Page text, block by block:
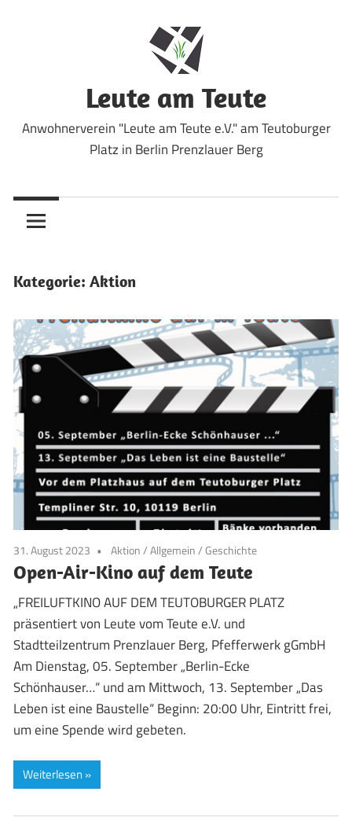
Leute am Teute
Anwohnerverein "Leute am Teute e.V." am Teutoburger
Platz in Berlin Prenzlauer Berg
Kategorie: Aktion
31. August 2023 Aktion/Allgemein/Geschichte
Open-Air-Kino auf dem Teute
„FREILUFTKINO AUF DEM TEUTOBURGER PLATZ
präsentiert von Leute vom Teute e.V. und
Stadtteilzentrum Prenzlauer Berg, Pfefferwerk gGmbH
Am Dienstag, 05. September „Berlin-Ecke
Schönhauser…“ und am Mittwoch, 13. September „Das
Leben ist eine Baustelle“ Beginn: 20:00 Uhr, Eintritt frei,
um eine Spende wird gebeten.
Weiterlesen